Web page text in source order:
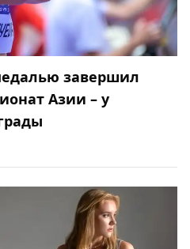
завершил
Азии – у